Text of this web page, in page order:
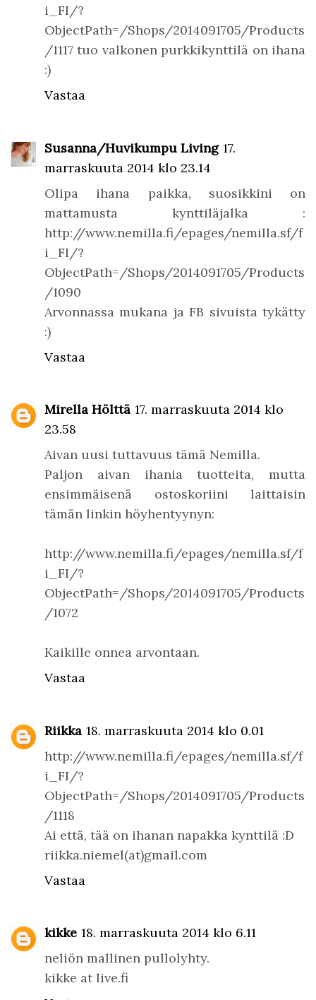
i_FI/?
ObjectPath=/Shops/2014091705/Products
/1117 tuo valkonen purkkikynttilä on ihana
:)
Vastaa
Susanna/Huvikumpu Living 17.
marraskuuta 2014 klo 23.14
Olipa ihana paikka, suosikkini on
mattamusta kynttiläjalka :
http://www.nemilla.fi/epages/nemilla.sf/f
i_FI/?
ObjectPath=/Shops/2014091705/Products
/1090
Arvonnassa mukana ja FB sivuista tykätty
:)
Vastaa
Mirella Hölttä 17. marraskuuta 2014 klo
23.58
Aivan uusi tuttavuus tämä Nemilla.
Paljon aivan ihania tuotteita, mutta
ensimmäisenä ostoskoriini laittaisin
tämän linkin höyhentyynyn:
http://www.nemilla.fi/epages/nemilla.sf/f
i_FI/?
ObjectPath=/Shops/2014091705/Products
/1072
Kaikille onnea arvontaan.
Vastaa
Riikka 18. marraskuuta 2014 klo 0.01
http://www.nemilla.fi/epages/nemilla.sf/f
i_FI/?
ObjectPath=/Shops/2014091705/Products
/1118
Ai että, tää on ihanan napakka kynttilä :D
riikka.niemel(at)gmail.com
Vastaa
kikke 18. marraskuuta 2014 klo 6.11
neliön mallinen pullolyhty.
kikke at live.fi